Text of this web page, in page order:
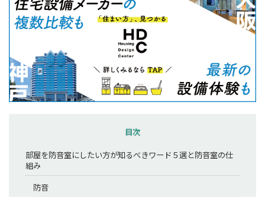
目次
部屋を防音室にしたい方が知るべきワード５選と防音室の仕
組み
防音